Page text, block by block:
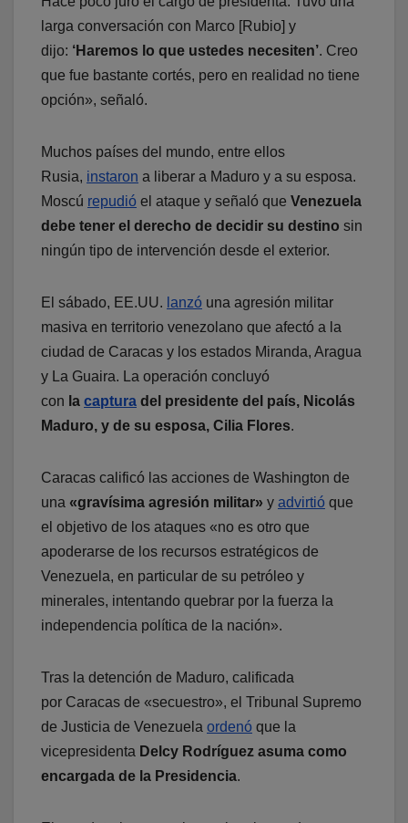
larga conversación con Marco [Rubio] y
dijo: ‘Haremos lo que ustedes necesiten’. Creo
que fue bastante cortés, pero en realidad no tiene
opción», señaló.
Muchos países del mundo, entre ellos
Rusia, instaron a liberar a Maduro y a su esposa.
Moscú repudió el ataque y señaló que Venezuela
debe tener el derecho de decidir su destino sin
ningún tipo de intervención desde el exterior.
El sábado, EE.UU. lanzó una agresión militar
masiva en territorio venezolano que afectó a la
ciudad de Caracas y los estados Miranda, Aragua
y La Guaira. La operación concluyó
con la captura del presidente del país, Nicolás
Maduro, y de su esposa, Cilia Flores.
Caracas calificó las acciones de Washington de
una «gravísima agresión militar» y advirtió que
el objetivo de los ataques «no es otro que
apoderarse de los recursos estratégicos de
Venezuela, en particular de su petróleo y
minerales, intentando quebrar por la fuerza la
independencia política de la nación».
Tras la detención de Maduro, calificada
por Caracas de «secuestro», el Tribunal Supremo
de Justicia de Venezuela ordenó que la
vicepresidenta Delcy Rodríguez asuma como
encargada de la Presidencia.